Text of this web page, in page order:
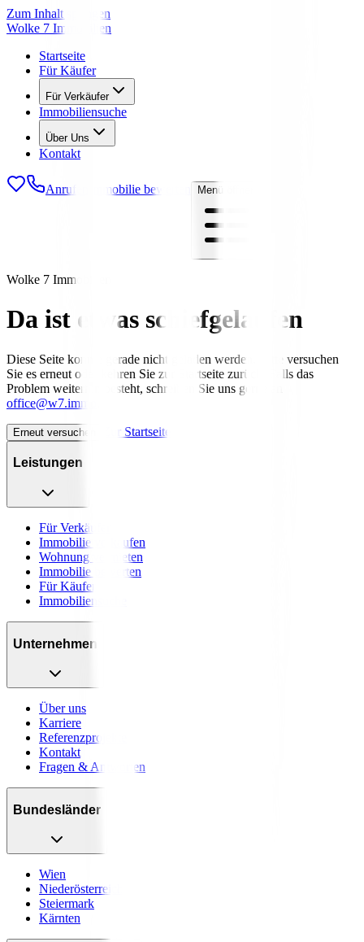
Zum Inhalt springen
Wolke 7 Immobilien
Startseite
Für Käufer
Für Verkäufer
Immobiliensuche
Über Uns
Kontakt
Anrufen Immobilie bewerten Menü öffnen
Wolke 7 Immobilien
Da ist etwas schiefgelaufen
Diese Seite konnte gerade nicht geladen werden. Bitte versuchen
Sie es erneut oder kehren Sie zur Startseite zurück. Falls das
Problem weiterhin besteht, schreiben Sie uns gerne an
office@w7.immo
Erneut versuchen Zur Startseite
Leistungen
Für Verkäufer
Immobilie verkaufen
Wohnung vermieten
Immobilie bewerten
Für Käufer
Immobiliensuche
Unternehmen
Über uns
Karriere
Referenzprojekte
Kontakt
Fragen & Antworten
Bundesländer
Wien
Niederösterreich
Steiermark
Kärnten